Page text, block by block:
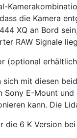
die Kamera
XQ an Bord
RAW Signale
(optional
sich mit diesen
Sony E-Mount
kann. Die
die 6 K Version